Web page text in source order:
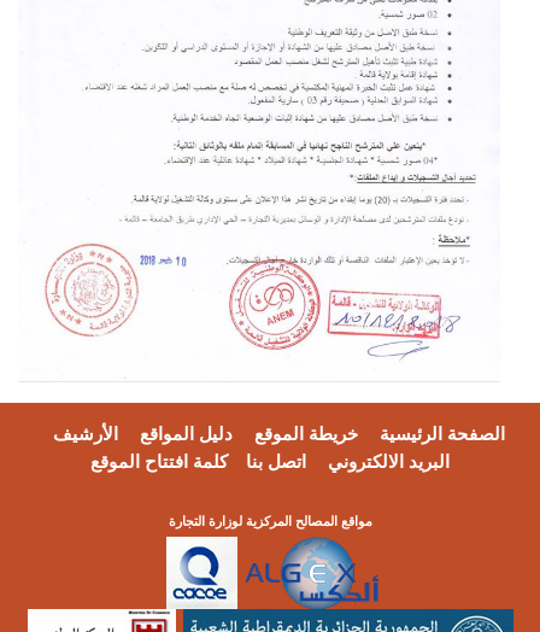
الرئيسية خريطة الموقع دليل المواقع
الأرشيف
البريد الالكتروني
اتصل بنا كلمة افتتاح الموقع
مواقع المصالح المركزية لوزارة التجارة